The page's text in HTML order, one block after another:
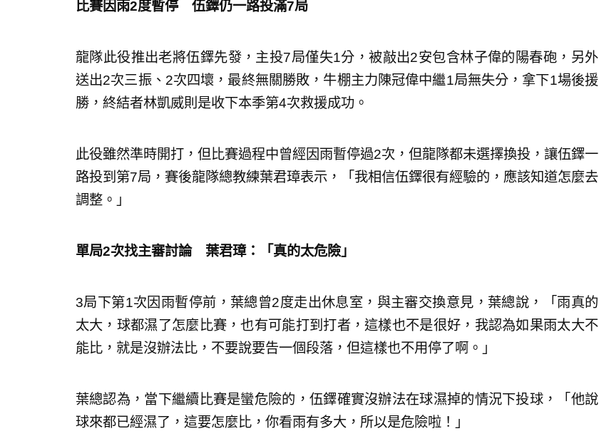
比賽因雨2度暫停 伍鐸仍一路投滿7局
龍隊此役推出老將伍鐸先發，主投7局僅失1分，被敲出2安包含林子偉的陽春砲，另外
送出2次三振、2次四壞，最終無關勝敗，牛棚主力陳冠偉中繼1局無失分，拿下1場後援
勝，終結者林凱威則是收下本季第4次救援成功。
此役雖然準時開打，但比賽過程中曾經因雨暫停過2次，但龍隊都未選擇換投，讓伍鐸一
路投到第7局，賽後龍隊總教練葉君璋表示，「我相信伍鐸很有經驗的，應該知道怎麼去
調整。」
單局2次找主審討論 葉君璋：「真的太危險」
3局下第1次因雨暫停前，葉總曾2度走出休息室，與主審交換意見，葉總說，「雨真的
太大，球都濕了怎麼比賽，也有可能打到打者，這樣也不是很好，我認為如果雨太大不
能比，就是沒辦法比，不要說要告一個段落，但這樣也不用停了啊。」
葉總認為，當下繼續比賽是蠻危險的，伍鐸確實沒辦法在球濕掉的情況下投球，「他說
球來都已經濕了，這要怎麼比，你看雨有多大，所以是危險啦！」